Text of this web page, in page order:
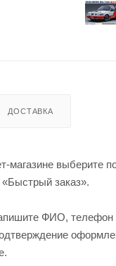
ДОСТАВКА
магазине выберите
заказ».
ФИО, телефон